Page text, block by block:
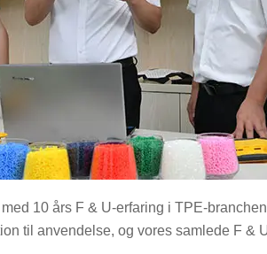
10 års F & U-erfaring i TPE-
til anvendelse, og vores samlede F